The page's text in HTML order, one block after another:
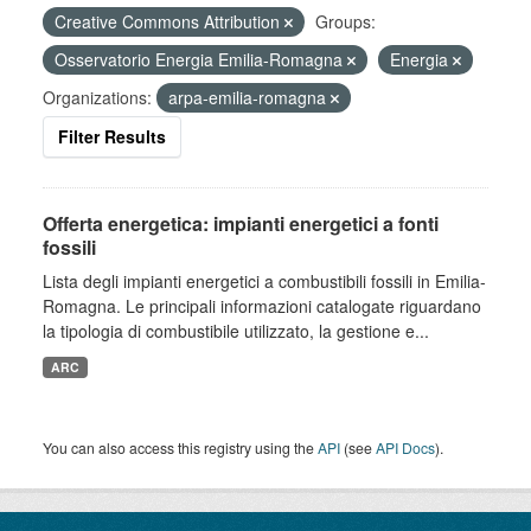
Creative Commons Attribution
Groups:
Osservatorio Energia Emilia-Romagna
Energia
Organizations:
arpa-emilia-romagna
Filter Results
Offerta energetica: impianti energetici a fonti
fossili
Lista degli impianti energetici a combustibili fossili in Emilia-
Romagna. Le principali informazioni catalogate riguardano
la tipologia di combustibile utilizzato, la gestione e...
ARC
You can also access this registry using theAPI (seeAPI Docs).